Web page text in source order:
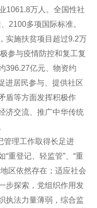
1061.8万人。全国性社
2100多项国际标准。
实施扶贫项目超过9.2万
参与疫情防控和复工复
396.27亿元、物资约
进居民参与、提供社区
盾等方面发挥积极作
济交流、推广中华传统
管理工作取得长足进
重登记、轻监管”、“重
区依然存在；适应社会
步探索，党组织作用发
执法力量薄弱，综合监